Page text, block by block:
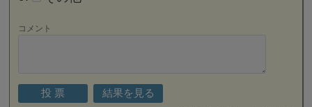
コメント